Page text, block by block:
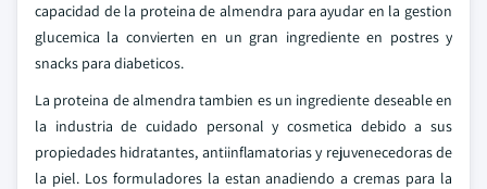
capacidad de la proteina de almendra para ayudar en la gestion
glucemica la convierten en un gran ingrediente en postres y
snacks para diabeticos.
La proteina de almendra tambien es un ingrediente deseable en
la industria de cuidado personal y cosmetica debido a sus
propiedades hidratantes, antiinflamatorias y rejuvenecedoras de
la piel. Los formuladores la estan anadiendo a cremas para la